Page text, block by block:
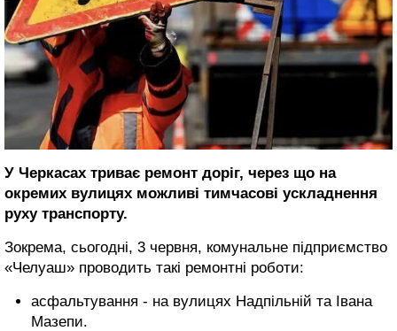
У Черкасах триває ремонт доріг, через що на
окремих вулицях можливі тимчасові ускладнення
руху транспорту.
Зокрема, сьогодні, 3 червня, комунальне підприємство
«Челуаш» проводить такі ремонтні роботи:
асфальтування - на вулицях Надпільній та Івана
Мазепи.